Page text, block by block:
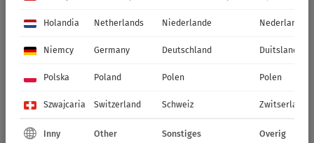
Holandia Netherlands Niederlande Nederland
Niemcy Germany Deutschland Duitsland
Polska Poland Polen Polen
Szwajcaria Switzerland Schweiz Zwitserland
Inny Other Sonstiges Overig